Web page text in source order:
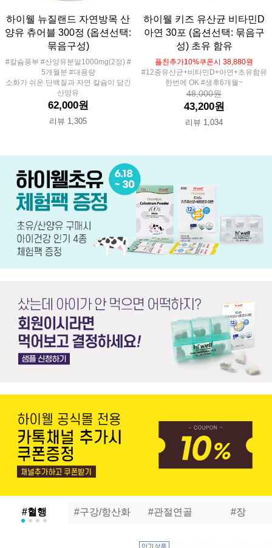
하이웰 뉴질랜드 자연방목 산
양유 츄어블 300정 (옵션선택:
묶음구성)
#칼슘풍부 #산양유분말1000mg(2정) #
5개월분 #대용량
소화가 쉬운 단백질과 자연 칼슘이 담긴
산양유
62,000원
리뷰 1,305
하이웰 키즈 유산균 비타민D
아연 30포 (옵션선택: 묶음구
성) 초유 함유
플친추가10%쿠폰시 38,880원
#12종유산균+비타민D+아연+초유함유
한번에 OK #생후6개월~
48,000원
43,200원
리뷰 1,034
#혈행 #구강/항산화 #관절연골 #장